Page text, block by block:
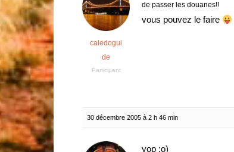
caledogui
de
Participant
de passer les douanes!!
vous pouvez le faire
30 décembre 2005 à 2 h 46 min
yop :o)